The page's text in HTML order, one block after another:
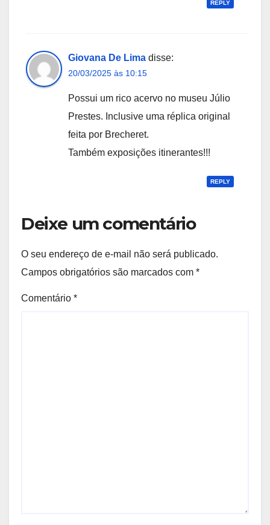
REPLY
Giovana De Lima disse:
20/03/2025 às 10:15
Possui um rico acervo no museu Júlio
Prestes. Inclusive uma réplica original
feita por Brecheret.
Também exposições itinerantes!!!
REPLY
Deixe um comentário
O seu endereço de e-mail não será publicado.
Campos obrigatórios são marcados com *
Comentário *